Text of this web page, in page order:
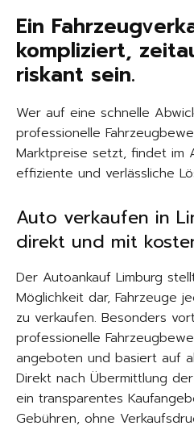
Ein
kompliziert,
riskant sein.
Wer auf eine schnelle
professionelle
Marktpreise setzt, findet im
effiziente und verlässliche
Auto verkaufen in
direkt und mit
Der Autoankauf Limburg
Möglichkeit dar, Fahrzeuge
zu verkaufen. Besonders
professionelle
angeboten und basiert auf
Direkt nach Übermittlung
ein transparentes
Gebühren, ohne